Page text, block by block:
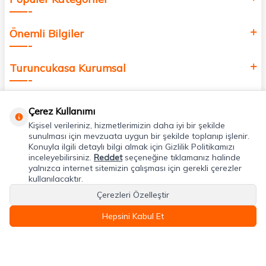
Önemli Bilgiler
Turuncukasa Kurumsal
Uygulamalarımız
Adres & İletişim
Çerez Kullanımı
Kişisel verileriniz, hizmetlerimizin daha iyi bir şekilde
sunulması için mevzuata uygun bir şekilde toplanıp işlenir.
Konuyla ilgili detaylı bilgi almak için Gizlilik Politikamızı
inceleyebilirsiniz. Reddetseçeneğine tıklamanız halinde
yalnızca internet sitemizin çalışması için gerekli çerezler
kullanılacaktır.
Çerezleri Özelleştir
Hepsini Kabul Et